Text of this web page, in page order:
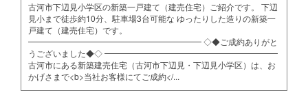
古河市下辺見小学区の新築一戸建て（建売住宅）ご紹介です。 下辺
見小まで徒歩約10分、駐車場3台可能な ゆったりした造りの新築一
戸建て（建売住宅）です。
━━━━━━━━━━━━━━━━━━━━━ ◇◆ご成約ありがと
うございました◆◇ ━━━━━━━━━━━━━━━━━━━━━
古河市にある新築建売住宅（古河市下辺見・下辺見小学区）は、お
かげさまで<b>当社お客様にてご成約</...